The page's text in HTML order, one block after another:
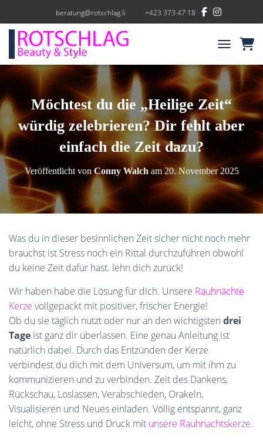
beratung@rotschlag.li +423 373 47 18
Möchtest du die „Heilige Zeit“
würdig zelebrieren? Dir fehlt aber
einfach die Zeit dazu?
Veröffentlicht von Conny Walch am 20. November 2025
Was du in dieser besinnlichen Zeit sicher nicht noch mehr
brauchst ist Stress noch ein Rittal durchzuführen obwohl
du keine Zeit dafür hast. lehn dich zurück!
Wir haben habe die Lösung für dich. Unsere Rauhnächte
Kerze vollgepackt mit positiver, frischer Energie!
Ob du sie täglich nutzt oder nur an den wichtigsten drei
Tage ist ganz dir überlassen. Eine genau Anleitung ist
natürlich dabei. Durch das Entzünden der Kerze
verbindest du dich mit dem Universum, um mit ihm zu
kommunizieren und zu verbinden. Zeit des Dankens,
Rückschau, Loslassen, Verabschieden, Orakeln,
Visualisieren und Neues einladen. Völlig entspannt, ganz
leicht, ohne Stress und Druck mit unsere Rauhnachtskerze.